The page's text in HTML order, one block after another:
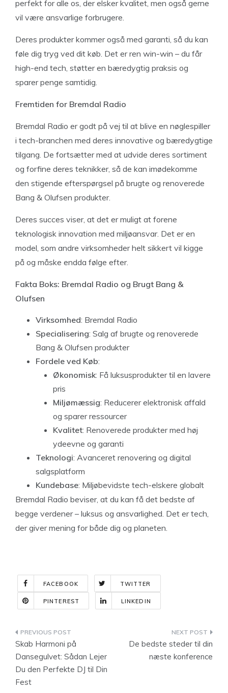
perfekt for alle os, der elsker kvalitet, men også gerne
vil være ansvarlige forbrugere.
Deres produkter kommer også med garanti, så du kan
føle dig tryg ved dit køb. Det er ren win-win – du får
high-end tech, støtter en bæredygtig praksis og
sparer penge samtidig.
Fremtiden for Bremdal Radio
Bremdal Radio er godt på vej til at blive en nøglespiller
i tech-branchen med deres innovative og bæredygtige
tilgang. De fortsætter med at udvide deres sortiment
og forfine deres teknikker, så de kan imødekomme
den stigende efterspørgsel på brugte og renoverede
Bang & Olufsen produkter.
Deres succes viser, at det er muligt at forene
teknologisk innovation med miljøansvar. Det er en
model, som andre virksomheder helt sikkert vil kigge
på og måske endda følge efter.
Fakta Boks: Bremdal Radio og Brugt Bang &
Olufsen
Virksomhed: Bremdal Radio
Specialisering: Salg af brugte og renoverede
Bang & Olufsen produkter
Fordele ved Køb:
Økonomisk: Få luksusprodukter til en lavere
pris
Miljømæssig: Reducerer elektronisk affald
og sparer ressourcer
Kvalitet: Renoverede produkter med høj
ydeevne og garanti
Teknologi: Avanceret renovering og digital
salgsplatform
Kundebase: Miljøbevidste tech-elskere globalt
Bremdal Radio beviser, at du kan få det bedste af
begge verdener – luksus og ansvarlighed. Det er tech,
der giver mening for både dig og planeten.
FACEBOOK TWITTER
PINTEREST LINKEDIN
Indlægsnavigation
Skab Harmoni på
Dansegulvet: Sådan Lejer
Du den Perfekte DJ til Din
Fest
De bedste steder til din
næste konference